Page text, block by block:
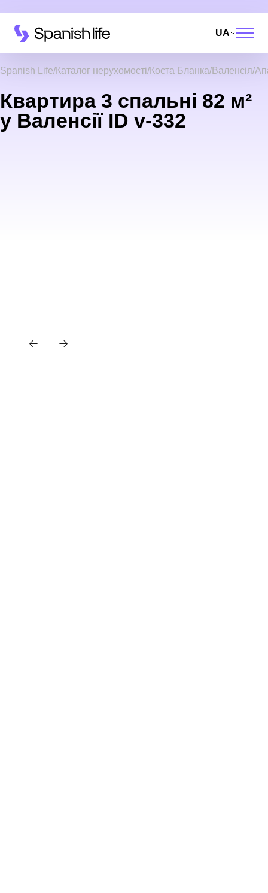
UA
Spanish Life Каталог нерухомості Коста Бланка Валенсія
Квартира 3 спальні 82 м²
у Валенсії ID v-332